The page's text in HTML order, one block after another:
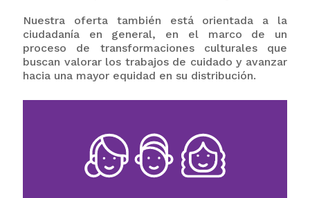
Nuestra oferta también está orientada a la
ciudadanía en general, en el marco de un
proceso de transformaciones culturales que
buscan valorar los trabajos de cuidado y avanzar
hacia una mayor equidad en su distribución.